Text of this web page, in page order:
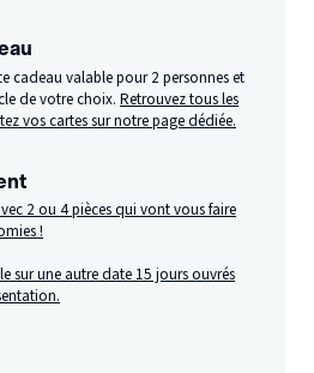
cadeau valable pour 2 personnes et
de votre choix.Retrouvez tous les
vos cartes sur notre page dédiée.
2 ou 4 pièces qui vont vous faire
!
sur une autre date 15 jours ouvrés